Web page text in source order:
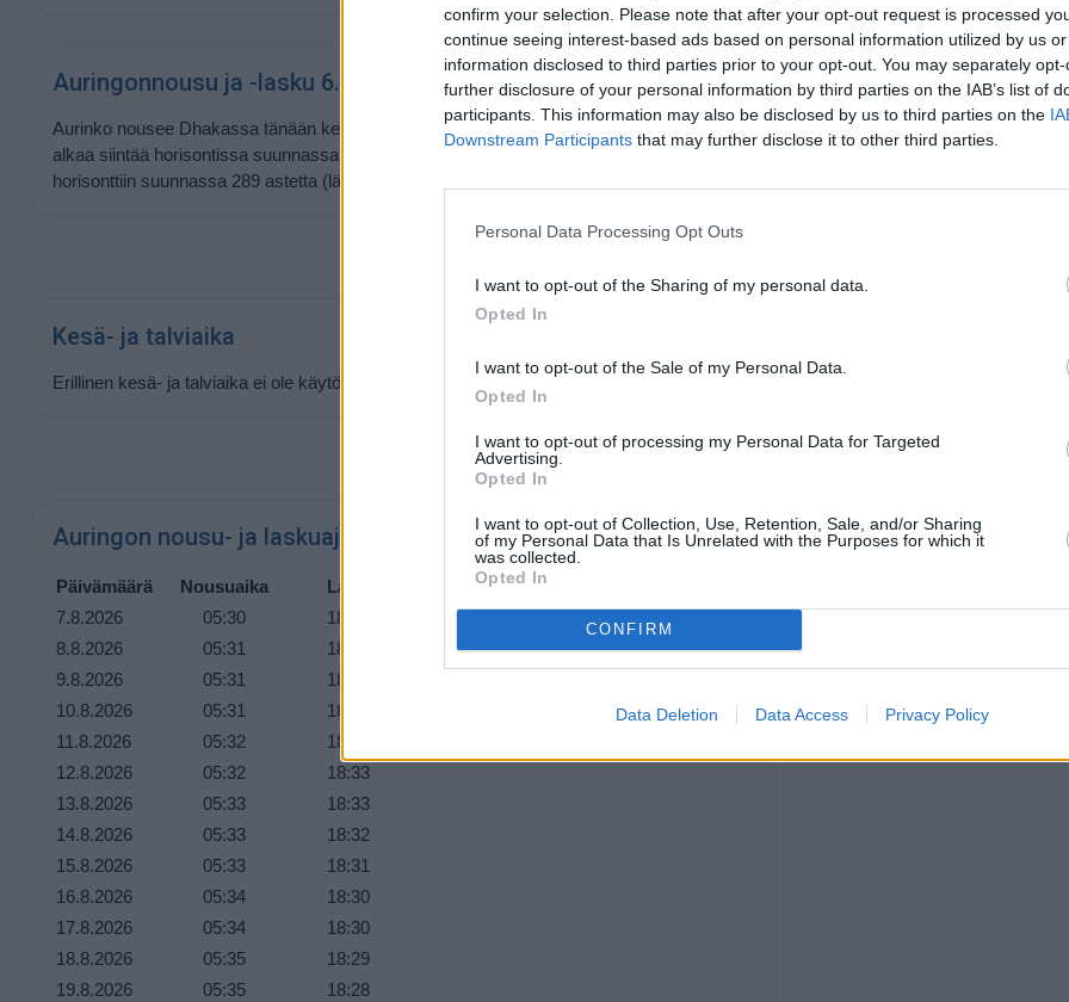
confirm your selection. Please note that after your opt-out request is processed
continue seeing interest-based ads based on personal information utilized by us
information disclosed to third parties prior to your opt-out. You may separately
further disclosure of your personal information by third parties on the IAB’s list of
participants. This information may also be disclosed by us to third parties on the
Downstream Participants that may further disclose it to other third parties.
Personal Data Processing Opt Outs
I want to opt-out of the Sharing of my personal data.
Opted In
I want to opt-out of the Sale of my Personal Data.
Opted In
I want to opt-out of processing my Personal Data for Targeted
Advertising.
Opted In
I want to opt-out of Collection, Use, Retention, Sale, and/or Sharing
of my Personal Data that Is Unrelated with the Purposes for which it
was collected.
Opted In
CONFIRM
Data Deletion Data Access Privacy Policy
Auringonnousu ja -lasku 6.8.2026
Aurinko nousee Dhakassa tänään kello ja laskee kello
. Nouseva aurinko
alkaa siintää horisontissa suunnassa 71 astetta (itä) ja laskeva aurinko painuu mailleen
horisonttiin suunnassa 289 astetta (länsi).
Kuinka nopeasti
Dhakassa on hämärää vielä
saman verran ennen
Suomessa. Hämärän aika,
vastaavasta. Yleisesti
Kesä- ja talviaika
Erillinen kesä- ja talviaika ei ole käytössä Dhakassa tänä vuonna. Päivän pituus Dhakassa on
lyhenevät hiljalleen, ja tätä
Tästä eteenpäin päivät
Auringon nousu- ja laskuajat lähipäivinä
Päivämäärä Nousuaika
Laskuaika
7.8.2026
05:30
18:37
8.8.2026
05:31
18:36
9.8.2026
05:31
18:36
10.8.2026
05:31
18:35
11.8.2026
05:32
18:34
12.8.2026
05:32
18:33
13.8.2026
05:33
18:33
14.8.2026
05:33
18:32
15.8.2026
05:33
18:31
16.8.2026
05:34
18:30
17.8.2026
05:34
18:30
18.8.2026
05:35
18:29
19.8.2026
05:35
18:28